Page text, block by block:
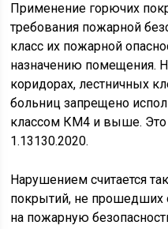
Применение горючих
требования пожарной
класс их пожарной
назначению помещения.
коридорах, лестничных
больниц запрещено
классом КМ4 и выше. Это
1.13130.2020.
Нарушением считается
покрытий, не прошедших
на пожарную